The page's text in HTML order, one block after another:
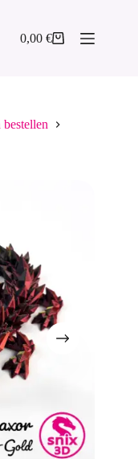
Warenkorb
0,00€